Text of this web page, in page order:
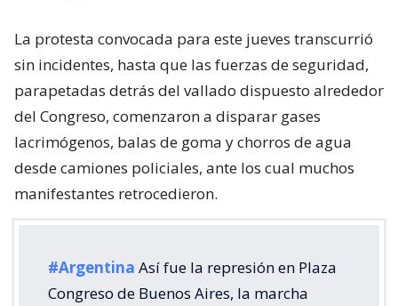
La protesta convocada para este jueves transcurrió
sin incidentes, hasta que las fuerzas de seguridad,
parapetadas detrás del vallado dispuesto alrededor
del Congreso, comenzaron a disparar gases
lacrimógenos, balas de goma y chorros de agua
desde camiones policiales, ante los cual muchos
manifestantes retrocedieron.
#Argentina Así fue la represión en Plaza
Congreso de Buenos Aires, la marcha